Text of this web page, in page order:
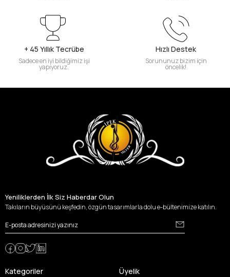
+ 45 Yıllık Tecrübe
Sadece en iyi bildiğimiz işi
yapıyoruz.
Hızlı Destek
Sorununuz bizim için
öncelik!
Yeniliklerden İlk Siz Haberdar Olun
Takıların büyüsünü keşfedin, özgün tasarımlarla dolu e-bültenimize katılın.
Kategoriler Üyelik